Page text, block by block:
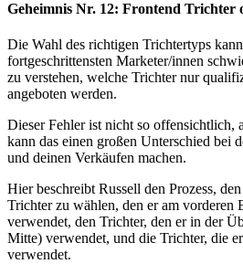
Geheimnis Nr. 12: Frontend Trichter
Die Wahl des richtigen Trichtertyps
fortgeschrittensten Marketer/innen
zu verstehen, welche Trichter nur
angeboten werden.
Dieser Fehler ist nicht so offensichtlich,
kann das einen großen Unterschied bei
und deinen Verkäufen machen.
Hier beschreibt Russell den Prozess,
Trichter zu wählen, den er am vorderen
verwendet, den Trichter, den er in der
Mitte) verwendet, und die Trichter, die
verwendet.